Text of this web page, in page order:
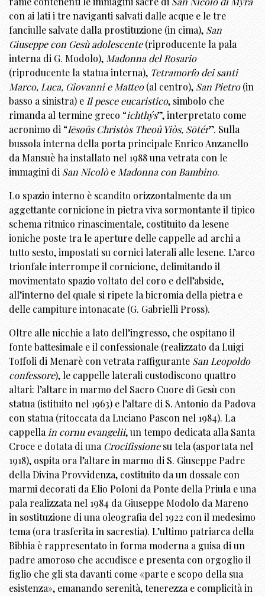
con ai lati i tre naviganti salvati dalle acque e le tre
fanciulle salvate dalla prostituzione (in cima), San
Giuseppe con Gesù adolescente(riproducente la pala
interna di G. Modolo), Madonna del Rosario
(riproducente la statua interna), Tetramorfo dei santi
Marco, Luca, Giovanni e Matteo(al centro), San Pietro(in
basso a sinistra) e Il pesce eucaristico, simbolo che
rimanda al termine greco “ichthýs”, interpretato come
acronimo di “Iēsoûs Christòs Theoû Yiòs, Sōtér”. Sulla
bussola interna della porta principale Enrico Anzanello
da Mansuè ha installato nel 1988 una vetrata con le
immagini di San Nicolòe Madonna con Bambino.
Lo spazio interno è scandito orizzontalmente da un
aggettante cornicione in pietra viva sormontante il tipico
schema ritmico rinascimentale, costituito da lesene
ioniche poste tra le aperture delle cappelle ad archi a
tutto sesto, impostati su cornici laterali alle lesene. L’arco
trionfale interrompe il cornicione, delimitando il
movimentato spazio voltato del coro e dell’abside,
all’interno del quale si ripete la bicromia della pietra e
delle campiture intonacate (G. Gabrielli Pross).
Oltre alle nicchie a lato dell’ingresso, che ospitano il
fonte battesimale e il confessionale (realizzato da Luigi
Toffoli di Menarè con vetrata raffigurante San Leopoldo
confessore), le cappelle laterali custodiscono quattro
altari: l’altare in marmo del Sacro Cuore di Gesù con
statua (istituito nel 1963) e l’altare di S. Antonio da Padova
con statua (ritoccata da Luciano Pascon nel 1984). La
cappella in cornu evangelii, un tempo dedicata alla Santa
Croce e dotata di una Crocifissionesu tela (asportata nel
1918), ospita ora l’altare in marmo di S. Giuseppe Padre
della Divina Provvidenza, costituito da un dossale con
marmi decorati da Elio Poloni da Ponte della Priula e una
pala realizzata nel 1984 da Giuseppe Modolo da Mareno
in sostituzione di una oleografia del 1922 con il medesimo
tema (ora trasferita in sacrestia). L’ultimo patriarca della
Bibbia è rappresentato in forma moderna a guisa di un
padre amoroso che accudisce e presenta con orgoglio il
figlio che gli sta davanti come «parte e scopo della sua
esistenza», emanando serenità, tenerezza e complicità in